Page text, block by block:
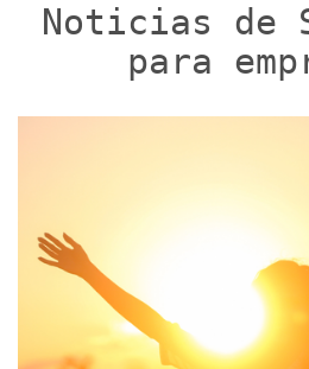
Noticias de
para